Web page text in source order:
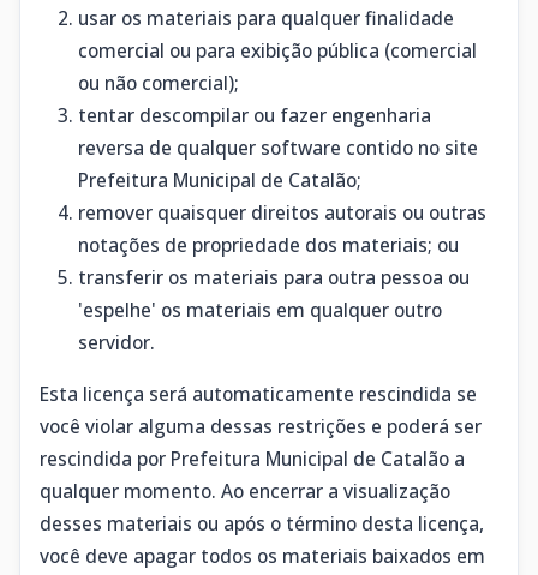
usar os materiais para qualquer finalidade
comercial ou para exibição pública (comercial
ou não comercial);
tentar descompilar ou fazer engenharia
reversa de qualquer software contido no site
Prefeitura Municipal de Catalão;
remover quaisquer direitos autorais ou outras
notações de propriedade dos materiais; ou
transferir os materiais para outra pessoa ou
'espelhe' os materiais em qualquer outro
servidor.
Esta licença será automaticamente rescindida se
você violar alguma dessas restrições e poderá ser
rescindida por Prefeitura Municipal de Catalão a
qualquer momento. Ao encerrar a visualização
desses materiais ou após o término desta licença,
você deve apagar todos os materiais baixados em